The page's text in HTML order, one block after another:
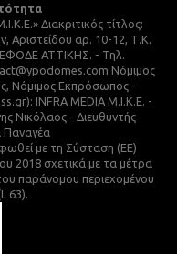
Διακριτικός τίτλος:
Αριστείδου αρ. 10-12, Τ.Κ.
ΑΤΤΙΚΗΣ. - Τηλ.
Νόμιμος
Νόμιμος Εκπρόσωπος -
INFRA MEDIA M.I.K.E. -
Νικόλαος - Διευθυντής
Παναγέα
με τη Σύσταση (ΕΕ)
2018 σχετικά με τα μέτρα
παράνομου περιεχομένου
63).